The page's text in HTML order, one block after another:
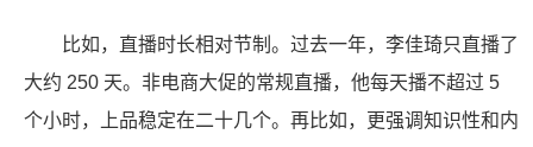
比如，直播时长相对节制。过去一年，李佳琦只直播了
大约 250 天。非电商大促的常规直播，他每天播不超过 5
个小时，上品稳定在二十几个。再比如，更强调知识性和内